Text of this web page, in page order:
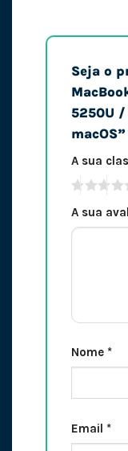
Seja o
5250U /
macOS”
A sua
A sua
Nome *
Email *